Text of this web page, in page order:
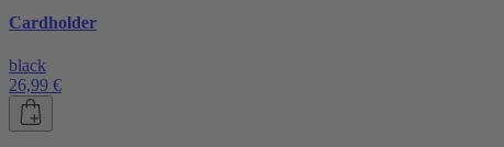
Cardholder
black
26,99 €